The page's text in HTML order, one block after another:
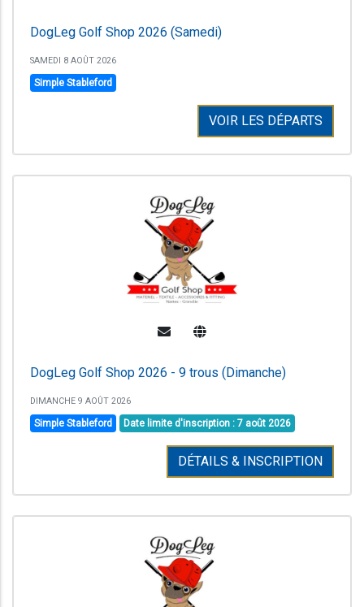
DogLeg Golf Shop 2026 (Samedi)
SAMEDI 8 AOÛT 2026
Simple Stableford
VOIR LES DÉPARTS
DogLeg Golf Shop 2026 - 9 trous (Dimanche)
DIMANCHE 9 AOÛT 2026
Simple Stableford Date limite d'inscription : 7 août 2026
DÉTAILS & INSCRIPTION